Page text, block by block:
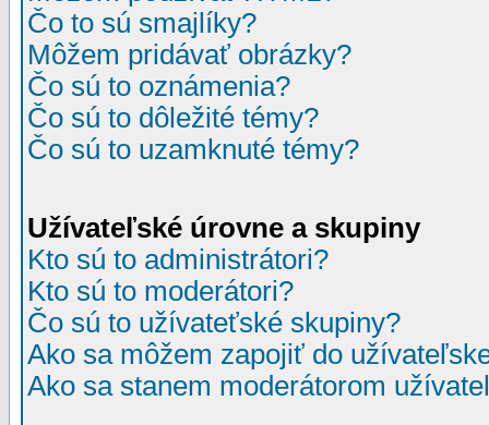
Čo to sú smajlíky?
Môžem pridávať obrázky?
Čo sú to oznámenia?
Čo sú to dôležité témy?
Čo sú to uzamknuté témy?
Užívateľské úrovne a skupiny
Kto sú to administrátori?
Kto sú to moderátori?
Čo sú to užívateťské skupiny?
Ako sa môžem zapojiť do
Ako sa stanem moderátorom